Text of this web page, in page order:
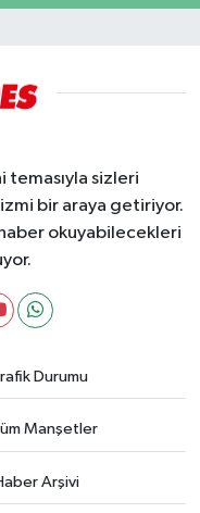
sizleri
bir araya getiriyor.
okuyabilecekleri
Durumu
Manşetler
Arşivi